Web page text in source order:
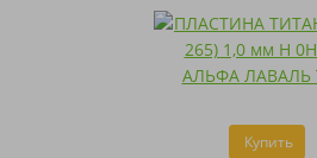
Купить